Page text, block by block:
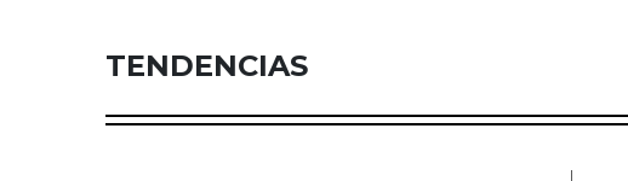
TENDENCIAS